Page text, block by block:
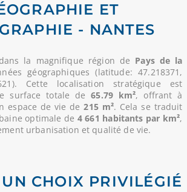
ET
- NANTES
la magnifique région de Pays de la
géographiques (latitude: 47.218371,
Cette localisation stratégique est
surface totale de65.79 km², offrant à
espace de vie de215 m². Cela se traduit
optimale de 4 661 habitants par km²,
urbanisation et qualité de vie.
CHOIX PRIVILÉGIÉ